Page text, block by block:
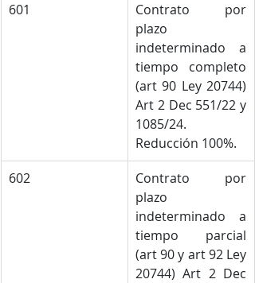
601
Contrato por
plazo
indeterminado a
tiempo completo
(art 90 Ley 20744)
Art 2 Dec 551/22 y
1085/24.
Reducción 100%.
602
Contrato por
plazo
indeterminado a
tiempo parcial
(art 90 y art 92 Ley
20744) Art 2 Dec